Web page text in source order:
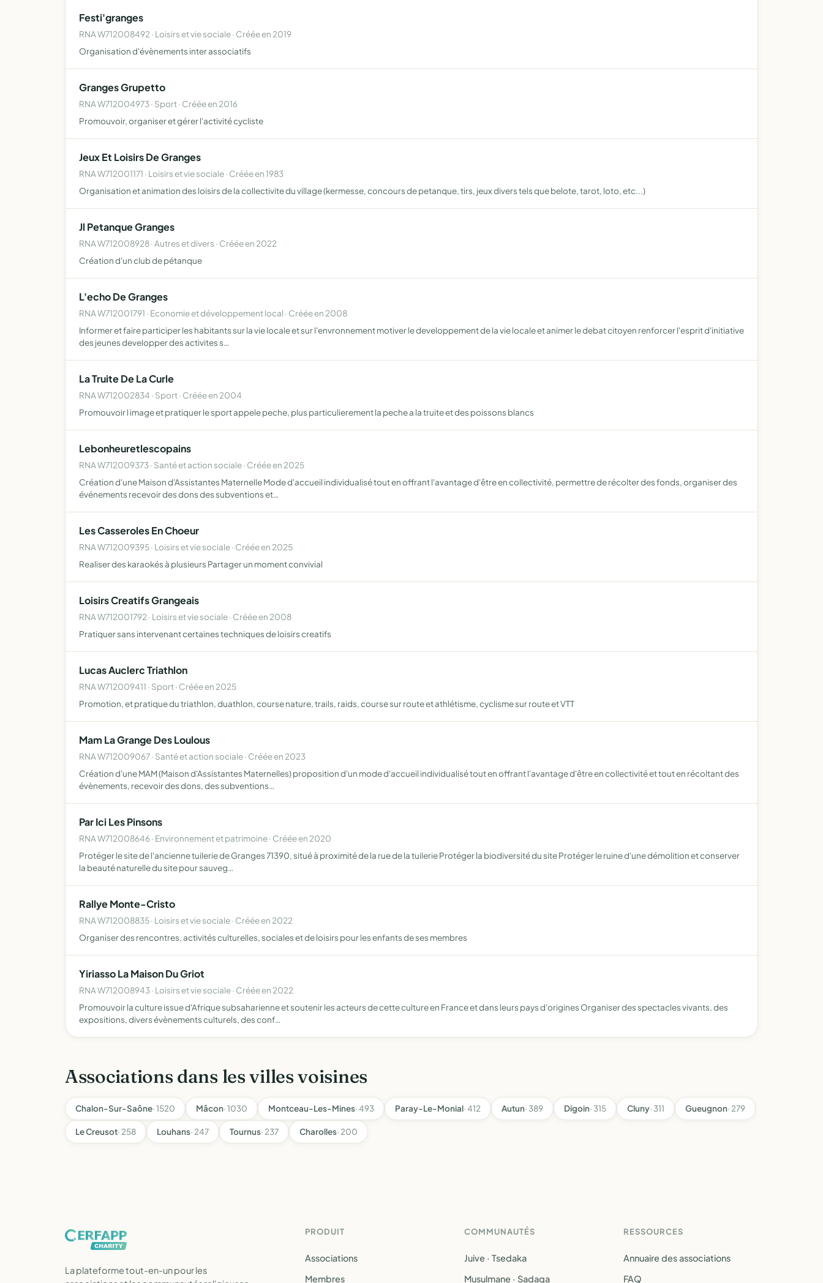
Festi'granges
RNA W712008492 · Loisirs et vie sociale · Créée en 2019
Organisation d'évènements inter associatifs
Granges Grupetto
RNA W712004973 · Sport · Créée en 2016
Promouvoir, organiser et gérer l'activité cycliste
Jeux Et Loisirs De Granges
RNA W712001171 · Loisirs et vie sociale · Créée en 1983
Organisation et animation des loisirs de la collectivite du village (kermesse, concours de petanque, tirs, jeux divers tels que belote, tarot, loto, etc...)
Jl Petanque Granges
RNA W712008928 · Autres et divers · Créée en 2022
Création d'un club de pétanque
L'echo De Granges
RNA W712001791 · Economie et développement local · Créée en 2008
Informer et faire participer les habitants sur la vie locale et sur l'envronnement motiver le developpement de la vie locale et animer le debat citoyen renforcer l'esprit d'initiative
des jeunes developper des activites s…
La Truite De La Curle
RNA W712002834 · Sport · Créée en 2004
Promouvoir l image et pratiquer le sport appele peche, plus particulierement la peche a la truite et des poissons blancs
Lebonheuretlescopains
RNA W712009373 · Santé et action sociale · Créée en 2025
Création d'une Maison d'Assistantes Maternelle Mode d'accueil individualisé tout en offrant l'avantage d'être en collectivité, permettre de récolter des fonds, organiser des
événements recevoir des dons des subventions et…
Les Casseroles En Choeur
RNA W712009395 · Loisirs et vie sociale · Créée en 2025
Realiser des karaokés à plusieurs Partager un moment convivial
Loisirs Creatifs Grangeais
RNA W712001792 · Loisirs et vie sociale · Créée en 2008
Pratiquer sans intervenant certaines techniques de loisirs creatifs
Lucas Auclerc Triathlon
RNA W712009411 · Sport · Créée en 2025
Promotion, et pratique du triathlon, duathlon, course nature, trails, raids, course sur route et athlétisme, cyclisme sur route et VTT
Mam La Grange Des Loulous
RNA W712009067 · Santé et action sociale · Créée en 2023
Création d'une MAM (Maison d'Assistantes Maternelles) proposition d'un mode d'accueil individualisé tout en offrant l'avantage d'être en collectivité et tout en récoltant des
évènements, recevoir des dons, des subventions…
Par Ici Les Pinsons
RNA W712008646 · Environnement et patrimoine · Créée en 2020
Protéger le site de l'ancienne tuilerie de Granges 71390, situé à proximité de la rue de la tuilerie Protéger la biodiversité du site Protéger le ruine d'une démolition et conserver
la beauté naturelle du site pour sauveg…
Rallye Monte-Cristo
RNA W712008835 · Loisirs et vie sociale · Créée en 2022
Organiser des rencontres, activités culturelles, sociales et de loisirs pour les enfants de ses membres
Yiriasso La Maison Du Griot
RNA W712008943 · Loisirs et vie sociale · Créée en 2022
Promouvoir la culture issue d'Afrique subsaharienne et soutenir les acteurs de cette culture en France et dans leurs pays d'origines Organiser des spectacles vivants, des
expositions, divers évènements culturels, des conf…
Associations dans les villes voisines
Chalon-Sur-Saône· 1520 Mâcon· 1030 Montceau-Les-Mines· 493 Paray-Le-Monial· 412 Autun· 389 Digoin· 315 Cluny· 311 Gueugnon· 279
Le Creusot· 258 Louhans· 247 Tournus· 237 Charolles· 200
La plateforme tout-en-un pour les
PRODUIT
Associations
Membres
COMMUNAUTÉS
Juive · Tsedaka
Musulmane · Sadaqa
RESSOURCES
Annuaire des associations
FAQ